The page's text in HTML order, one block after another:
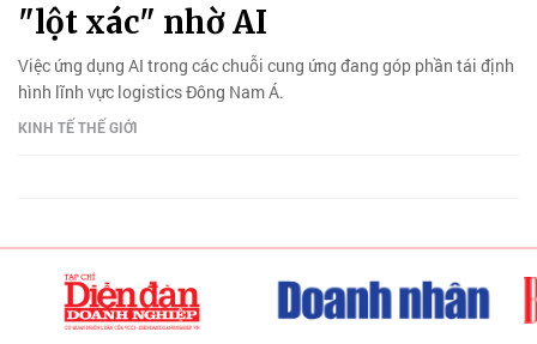
"lột xác" nhờ AI
Việc ứng dụng AI trong các chuỗi cung ứng đang góp phần tái định
hình lĩnh vực logistics Đông Nam Á.
KINH TẾ THẾ GIỚI